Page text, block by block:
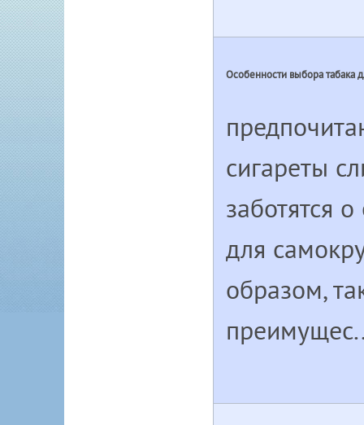
Особенности выбора табака
сигареты
заботятся
для
образом,